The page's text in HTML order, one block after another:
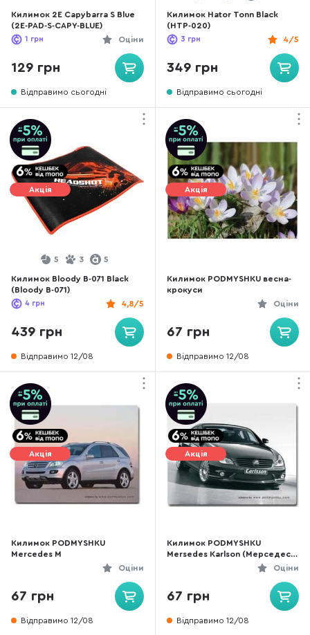
Килимок 2E Capybarra S Blue
(2E-PAD-S-CAPY-BLUE)
Оціни
1 грн
129 грн
Відправимо сьогодні
Килимок Hator Tonn Black
(HTP-020)
4/5
3 грн
349 грн
Відправимо сьогодні
Акція
5 3 5
Килимок Bloody B-071 Black
(Bloody B-071)
4,8/5
4 грн
439 грн
Відправимо 12/08
Акція
Килимок PODMYSHKU весна-
крокуси
Оціни
67 грн
Відправимо 12/08
Акція
Килимок PODMYSHKU
Mercedes M
Оціни
67 грн
Відправимо 12/08
Акція
Килимок PODMYSHKU
Mersedes Karlson (Мерседес-
Оціни
67 грн
Відправимо 12/08